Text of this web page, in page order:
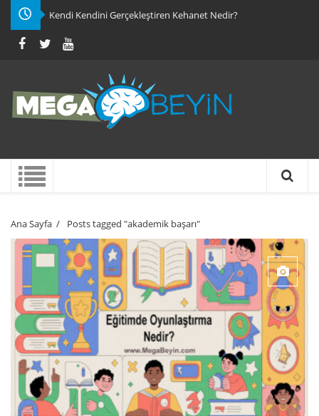
Kendi Kendini Gerçekleştiren Kehanet Nedir?
Ana Sayfa / Posts tagged "akademik başarı"